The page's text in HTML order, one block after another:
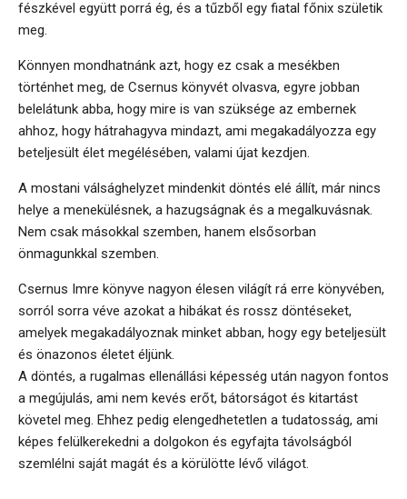
fészkével együtt porrá ég, és a tűzből egy fiatal főnix születik
meg.
Könnyen mondhatnánk azt, hogy ez csak a mesékben
történhet meg, de Csernus könyvét olvasva, egyre jobban
belelátunk abba, hogy mire is van szüksége az embernek
ahhoz, hogy hátrahagyva mindazt, ami megakadályozza egy
beteljesült élet megélésében, valami újat kezdjen.
A mostani válsághelyzet mindenkit döntés elé állít, már nincs
helye a menekülésnek, a hazugságnak és a megalkuvásnak.
Nem csak másokkal szemben, hanem elsősorban
önmagunkkal szemben.
Csernus Imre könyve nagyon élesen világít rá erre könyvében,
sorról sorra véve azokat a hibákat és rossz döntéseket,
amelyek megakadályoznak minket abban, hogy egy beteljesült
és önazonos életet éljünk.
A döntés, a rugalmas ellenállási képesség után nagyon fontos
a megújulás, ami nem kevés erőt, bátorságot és kitartást
követel meg. Ehhez pedig elengedhetetlen a tudatosság, ami
képes felülkerekedni a dolgokon és egyfajta távolságból
szemlélni saját magát és a körülötte lévő világot.